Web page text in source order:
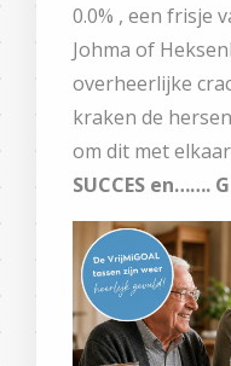
0.0% , een frisje
Johma of
overheerlijke
kraken de
om dit met
SUCCES en…….